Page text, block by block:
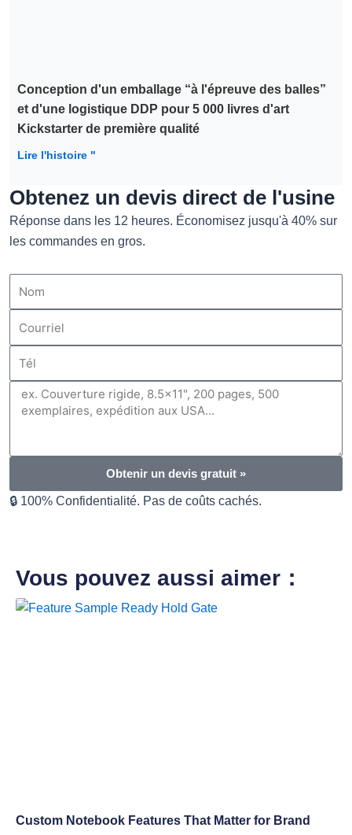
Conception d'un emballage “à l'épreuve des balles”
et d'une logistique DDP pour 5 000 livres d'art
Kickstarter de première qualité
Lire l'histoire "
Obtenez un devis direct de l'usine
Réponse dans les 12 heures. Économisez jusqu'à 40% sur
les commandes en gros.
Message
Obtenir un devis gratuit »
🔒 100% Confidentialité. Pas de coûts cachés.
Vous pouvez aussi aimer：
Custom Notebook Features That Matter for Brand